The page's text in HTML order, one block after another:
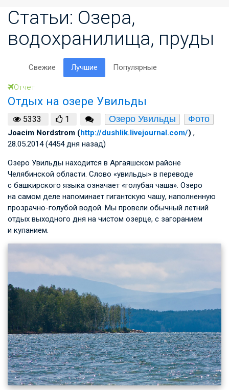
Статьи: Озера,
водохранилища, пруды
Свежие Лучшие Популярные
Отчет
Отдых на озере Увильды
5333 1 Озеро Увильды Фото
Joacim Nordstrom (http://dushlik.livejournal.com/) ,
28.05.2014 (4454 дня назад)
Озеро Увильды находится в Аргаяшском районе
Челябинской области. Слово «увильды» в переводе
с башкирского языка означает «голубая чаша». Озеро
на самом деле напоминает гигантскую чашу, наполненную
прозрачно-голубой водой. Мы провели обычный летний
отдых выходного дня на чистом озерце, с загоранием
и купанием.